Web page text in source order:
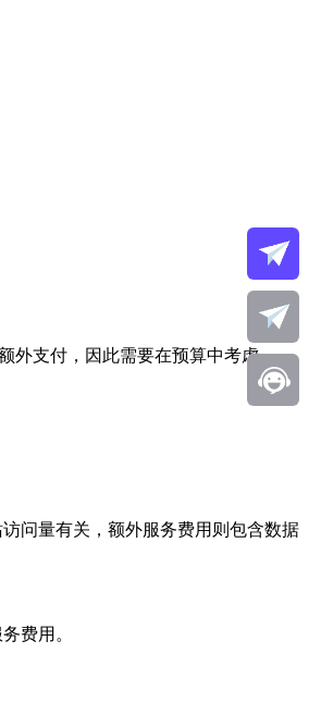
外支付，因此需要在预算中考虑。
问量有关，额外服务费用则包含数据
费用。